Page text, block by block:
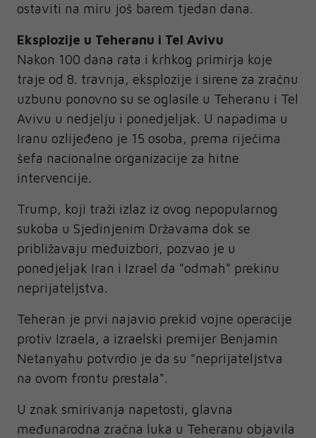
ostaviti na miru još barem tjedan dana.
Eksplozije u Teheranu i Tel Avivu
Nakon 100 dana rata i krhkog primirja koje
traje od 8. travnja, eksplozije i sirene za zračnu
uzbunu ponovno su se oglasile u Teheranu i Tel
Avivu u nedjelju i ponedjeljak. U napadima u
Iranu ozlijeđeno je 15 osoba, prema riječima
šefa nacionalne organizacije za hitne
intervencije.
Trump, koji traži izlaz iz ovog nepopularnog
sukoba u Sjedinjenim Državama dok se
približavaju međuizbori, pozvao je u
ponedjeljak Iran i Izrael da "odmah" prekinu
neprijateljstva.
Teheran je prvi najavio prekid vojne operacije
protiv Izraela, a izraelski premijer Benjamin
Netanyahu potvrdio je da su "neprijateljstva
na ovom frontu prestala".
U znak smirivanja napetosti, glavna
međunarodna zračna luka u Teheranu objavila